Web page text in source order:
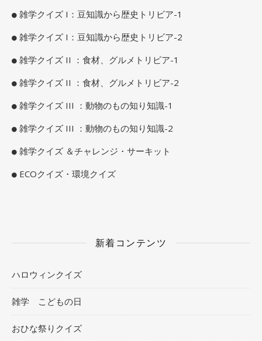
雑学クイズ I：豆知識から歴史トリビア-1
雑学クイズ I：豆知識から歴史トリビア-2
雑学クイズ II ：食材、グルメトリビア-1
雑学クイズ II ：食材、グルメトリビア-2
雑学クイズ III ：動物のもの知り知識-1
雑学クイズ III ：動物のもの知り知識-2
雑学クイズ ＆チャレンジ・サーキット
ECOクイズ・環境クイズ
新着コンテンツ
ハロウィンクイズ
雑学 こどもの日
おひな祭りクイズ